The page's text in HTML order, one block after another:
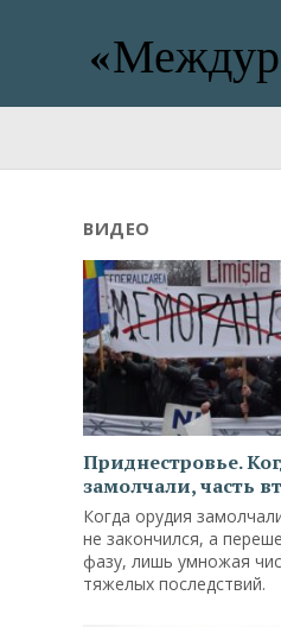
ВИДЕО
Приднестровье.
замолчали, часть
Когда орудия
не закончился, а
фазу, лишь умножая
тяжелых последствий.